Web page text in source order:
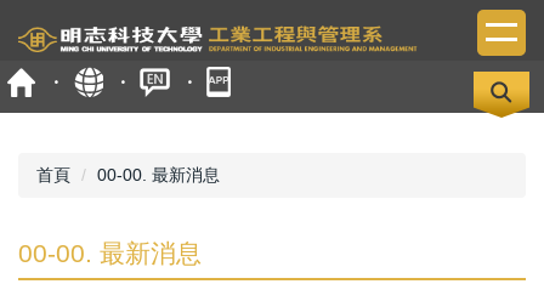
到
主
要
內
首頁 00-00. 最新消息
00-00. 最新消息